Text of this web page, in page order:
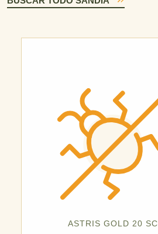
ASTRIS GOLD 20 SC